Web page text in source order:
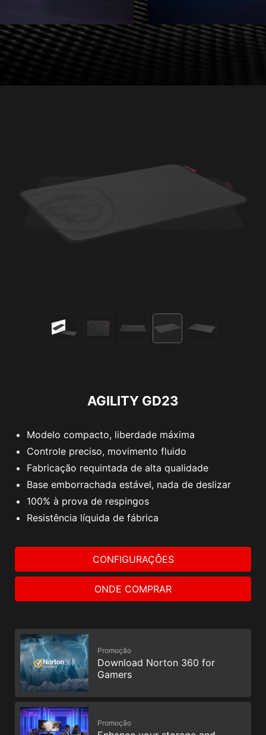
AGILITY GD23
Modelo compacto, liberdade máxima
Controle preciso, movimento fluido
Fabricação requintada de alta qualidade
Base emborrachada estável, nada de deslizar
100% à prova de respingos
Resistência líquida de fábrica
CONFIGURAÇÕES
ONDE COMPRAR
Promoção
Download Norton 360 for
Gamers
Promoção